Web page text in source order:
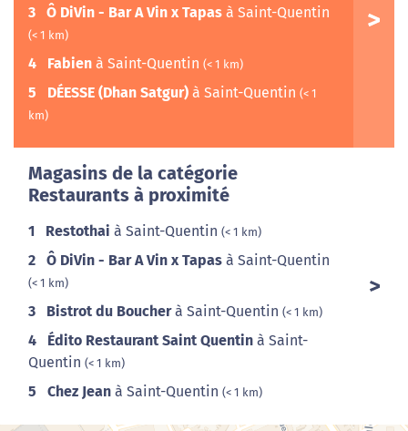
3 Ô DiVin - Bar A Vin x Tapas à Saint-Quentin
(< 1 km)
4 Fabien à Saint-Quentin (< 1 km)
5 DÉESSE (Dhan Satgur) à Saint-Quentin (< 1
km)
Magasins de la catégorie
Restaurants à proximité
1 Restothai à Saint-Quentin (< 1 km)
2 Ô DiVin - Bar A Vin x Tapas à Saint-Quentin
(< 1 km)
3 Bistrot du Boucherà Saint-Quentin (< 1 km)
4 Édito Restaurant Saint Quentin à Saint-
Quentin (< 1 km)
5 Chez Jean à Saint-Quentin (< 1 km)